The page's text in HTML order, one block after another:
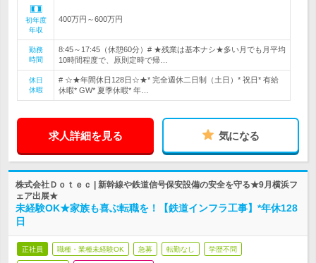
初年度
年収
400万円～600万円
勤務
時間
8:45～17:45（休憩60分）# ★残業は基本ナシ★多い月でも月平均
10時間程度で、原則定時で帰…
休日
休暇
# ☆★年間休日128日☆★* 完全週休二日制（土日）* 祝日* 有給
休暇* GW* 夏季休暇* 年…
求人詳細を見る 気になる
株式会社Ｄｏｔｅｃ | 新幹線や鉄道信号保安設備の安全を守る★9月横浜フ
ェア出展★
未経験OK★家族も喜ぶ転職を！【鉄道インフラ工事】*年休128
日
正社員 職種・業種未経験OK 急募 転勤なし 学歴不問